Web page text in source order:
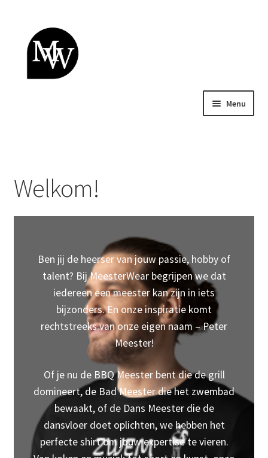
door
naar
navigatie
naar
Menu
Winkel
Retourneren
Mijn account
Welkom!
Ben jij de heerser van jouw passie, hobby of
talent? Bij MeesterWear begrijpen we dat
iedereen een meester kan zijn in iets
bijzonders. En onze inspiratie komt
rechtstreeks van onze eigen naam – Peter
Meester!
Of je nu de BBQ Meester bent die de grill
domineert, de Bad Meester die het zwembad
bewaakt, of de Dans Meester die de
dansvloer doet oplichten, we hebben het
perfecte shirt om jouw expertise te vieren.